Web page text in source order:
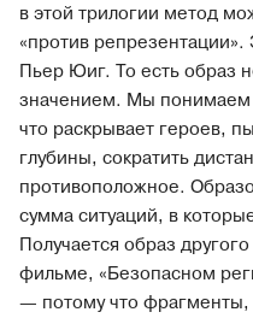
в этой трилогии метод
«против
Пьер Юиг. То есть образ
значением. Мы понимаем
что раскрывает героев,
глубины, сократить
противоположное.
сумма ситуаций, в
Получается образ
фильме, «Безопасном
— потому что фрагменты,